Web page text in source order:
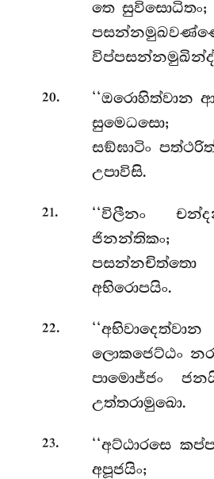
තෙ සුවිසොධිතං;
20. ‘‘ඔරොහිත්වාන
සුමෙධසො;
සඞ්ඝාටිං
උපාවිසි.
21. ‘‘විලීනං
ජිනන්තිකං;
පසන්නචිත්තො
අභිරොපයිං.
22.
ලොකජෙට්ඨං
පාමොජ්ජං
උත්තරාමුඛො.
23.
‘‘අට්ඨාරසෙ
අපූජයිං;